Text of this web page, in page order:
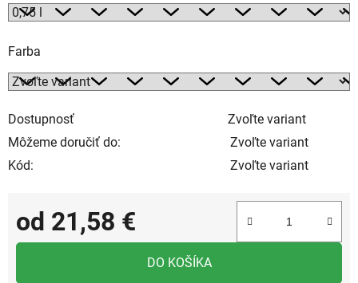
Farba
Dostupnosť
Zvoľte variant
Môžeme doručiť do:
Zvoľte variant
Kód:
Zvoľte variant
od 21,58 €
Jednotková cena:
DO KOŠÍKA